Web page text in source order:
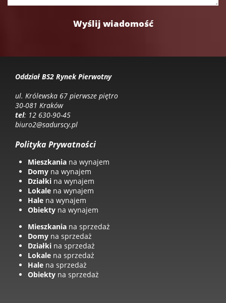
Oddział BS2 Rynek Pierwotny
ul. Królewska 67 pierwsze piętro
30-081 Kraków
tel: 12 630-90-45
biuro2@sadurscy.pl
Polityka Prywatności
Mieszkania na wynajem
Domy na wynajem
Działki na wynajem
Lokale na wynajem
Hale na wynajem
Obiekty na wynajem
Mieszkania na sprzedaż
Domy na sprzedaż
Działki na sprzedaż
Lokale na sprzedaż
Hale na sprzedaż
Obiekty na sprzedaż